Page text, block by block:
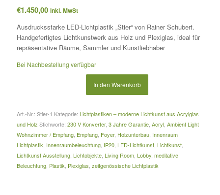
€1.450,00 inkl. MwSt
Ausdrucksstarke LED-Lichtplastik „Stier“ von Rainer Schubert.
Handgefertigtes Lichtkunstwerk aus Holz und Plexiglas, ideal für
repräsentative Räume, Sammler und Kunstliebhaber
Bei Nachbestellung verfügbar
In den Warenkorb
Art.-Nr.: Stier-1 Kategorie: Lichtplastiken – moderne Lichtkunst aus Acrylglas
und Holz Stichworte: 230 V Konverter, 3 Jahre Garantie, Acryl, Ambient Light
Wohnzimmer / Empfang, Empfang, Foyer, Holzunterbau, Innenraum
Lichtplastik Innenraumbeleuchtung, IP20, LED-Lichtkunst, Lichtkunst,
Lichtkunst Ausstellung, Lichtobjekte, Living Room, Lobby, meditative
Beleuchtung, Plastik Plexiglas zeitgenössische Lichtplastik